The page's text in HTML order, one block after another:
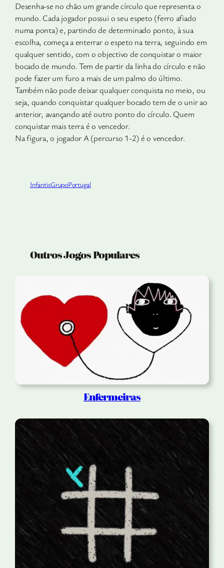
Desenha-se no chão um grande círculo que representa o
mundo. Cada jogador possui o seu espeto (ferro afiado
numa ponta) e, partindo de determinado ponto, à sua
escolha, começa a enterrar o espeto na terra, seguindo em
qualquer sentido, com o objectivo de conquistar o maior
bocado de mundo. Tem de partir da linha do círculo e não
pode fazer um furo a mais de um palmo do último.
Também não pode deixar qualquer conquista no meio, ou
seja, quando conquistar qualquer bocado tem de o unir ao
anterior, avançando até outro ponto do círculo. Quem
conquistar mais terra é o vencedor.
Na figura, o jogador A (percurso 1-2) é o vencedor.
InfantisGrupoPortugal
Outros Jogos Populares
Enfermeiras